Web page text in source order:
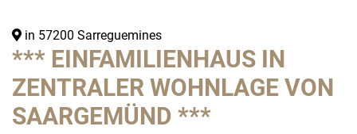
in 57200 Sarreguemines
*** EINFAMILIENHAUS IN
ZENTRALER WOHNLAGE VON
SAARGEMÜND ***